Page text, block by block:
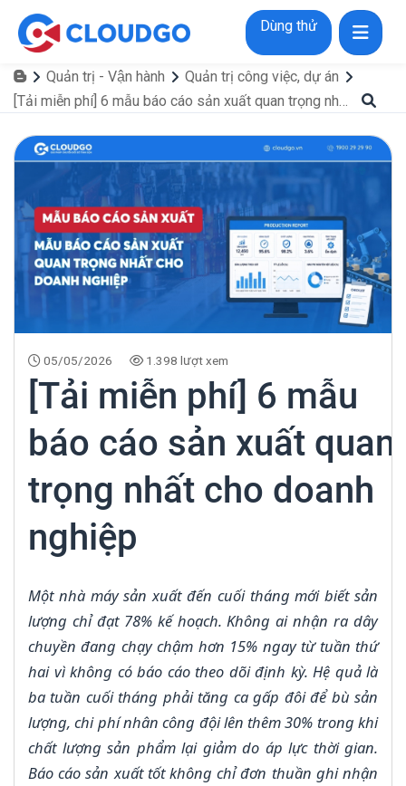
Dùng thử
Quản trị - Vận hành
Quản trị công việc, dự án
[Tải miễn phí] 6 mẫu báo cáo sản xuất quan trọng nhất cho doanh nghiệp
05/05/2026 1.398 lượt xem
[Tải miễn phí] 6 mẫu
báo cáo sản xuất quan
trọng nhất cho doanh
nghiệp
Một nhà máy sản xuất đến cuối tháng mới biết sản
lượng chỉ đạt 78% kế hoạch. Không ai nhận ra dây
chuyền đang chạy chậm hơn 15% ngay từ tuần thứ
hai vì không có báo cáo theo dõi định kỳ. Hệ quả là
ba tuần cuối tháng phải tăng ca gấp đôi để bù sản
lượng, chi phí nhân công đội lên thêm 30% trong khi
chất lượng sản phẩm lại giảm do áp lực thời gian.
Báo cáo sản xuất tốt không chỉ đơn thuần ghi nhận